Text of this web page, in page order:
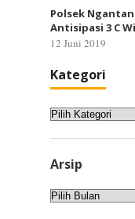
Polsek
Antisipasi 3 C
12 Juni 2019
Kategori
Kategori
Arsip
Arsip